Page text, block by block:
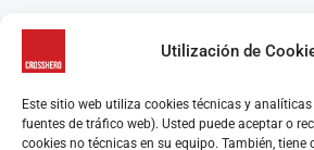
Utilización de
Este sitio web utiliza cookies técnicas y
fuentes de tráfico web). Usted puede aceptar o
cookies no técnicas en su equipo. También, tiene
CrossHero es un software y app todo en uno, para la
CrossFit, escuelas de artes marciales, estudios de yoga y/
Algunas características destacadas son el control de acceso,
control de aforo, programación de rutinas y seguimiento de
y facturación, la gestión y automatización de los pagos y los